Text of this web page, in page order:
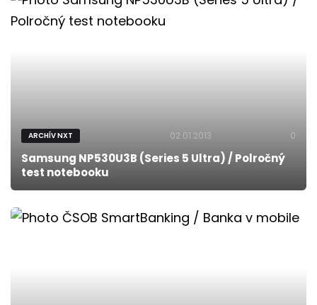
ARCHÍV NXT 02.01.2013 0
Samsung NP530U3B (Series 5 Ultra) / Polročný
test notebooku